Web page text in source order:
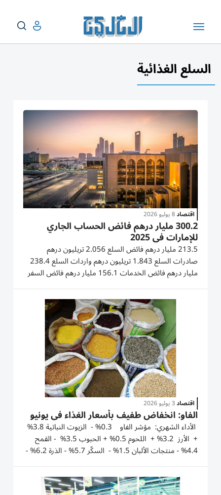
السلع الغذائية
اقتصاد8 يوليو 2026
300.2 مليار درهم فائض الحساب الجاري
للإمارات في 2025
213.5 مليار درهم فائض السلع 2.056 تريليون درهم
صادرات السلع 1.843 تريليون درهم واردات السلع 238.4
مليار درهم فائض الخدمات 156.1 مليار درهم فائض السفر
بلغ فائض الحساب الجاري في 2025 نحو 300.2 مليار
درهم، أو ما نسبته 13.3% من الناتج المحلي الإجمالي (مقارنة
اقتصاد3 يوليو 2026
الفاو: انخفاض طفيف بأسعار الغذاء في يونيو
الأداء الشهري: مؤشر الفاو 0.3% - الزيوت النباتية 3.8%
+ الأرز 3.2% + اللحوم 0.5% + الحبوب 3.5% - القمح
4.4% - منتجات الألبان 1.5% - السكّر 5.7% - الذرة 6.2% -
انخفض مؤشر منظمة الأغذية والزراعة (الفاو)، المرجعي
لأسعار السلع الغذائية العالمية بشكل طفيف، في يونيو،،
حيث تفوقت الأسعار...